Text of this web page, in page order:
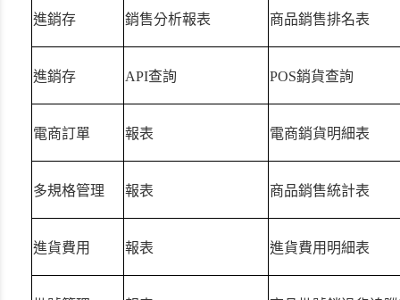
進銷存 銷售分析報表 商品銷售排名表
進銷存 API查詢 POS銷貨查詢
電商訂單 報表 電商銷貨明細表
多規格管理 報表 商品銷售統計表
進貨費用 報表 進貨費用明細表